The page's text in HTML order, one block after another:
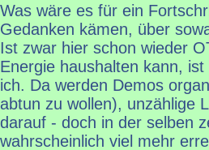
Was wäre es für ein
Gedanken kämen, über
Ist zwar hier schon wieder
Energie haushalten kann,
ich. Da werden Demos
abtun zu wollen), unzählige
darauf - doch in der selben
wahrscheinlich viel mehr